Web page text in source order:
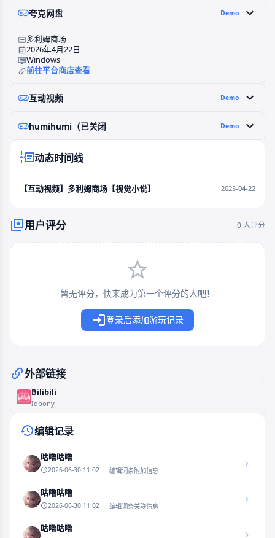
动态时间线
【互动视频】多利姆商场【视觉小说】 2025-04-22
用户评分 0 人评分
暂无评分，快来成为第一个评分的人吧！
登录后添加游玩记录
夸克网盘 Demo
多利姆商场
2026年4月22日
Windows
前往平台商店查看
互动视频 Demo
humihumi（已关闭 Demo
外部链接
Bilibili
Idbony
编辑记录
咕噜咕噜
2026-06-30 11:02 编辑词条附加信息
咕噜咕噜
2026-06-30 11:02 编辑词条关联信息
咕噜咕噜